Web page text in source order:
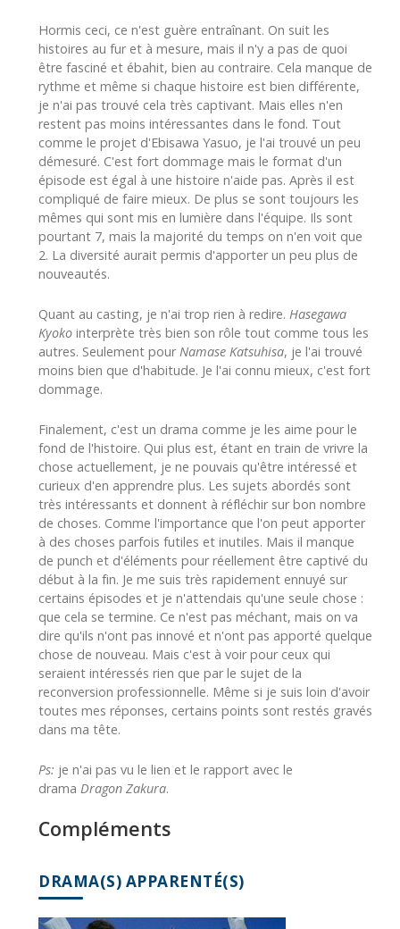
Hormis ceci, ce n'est guère entraînant. On suit les
histoires au fur et à mesure, mais il n'y a pas de quoi
être fasciné et ébahit, bien au contraire. Cela manque de
rythme et même si chaque histoire est bien différente,
je n'ai pas trouvé cela très captivant. Mais elles n'en
restent pas moins intéressantes dans le fond. Tout
comme le projet d'Ebisawa Yasuo, je l'ai trouvé un peu
démesuré. C'est fort dommage mais le format d'un
épisode est égal à une histoire n'aide pas. Après il est
compliqué de faire mieux. De plus se sont toujours les
mêmes qui sont mis en lumière dans l'équipe. Ils sont
pourtant 7, mais la majorité du temps on n'en voit que
2. La diversité aurait permis d'apporter un peu plus de
nouveautés.
Quant au casting, je n'ai trop rien à redire. Hasegawa
Kyoko interprète très bien son rôle tout comme tous les
autres. Seulement pourNamase Katsuhisa, je l'ai trouvé
moins bien que d'habitude. Je l'ai connu mieux, c'est fort
dommage.
Finalement, c'est un drama comme je les aime pour le
fond de l'histoire. Qui plus est, étant en train de vrivre la
chose actuellement, je ne pouvais qu'être intéressé et
curieux d'en apprendre plus. Les sujets abordés sont
très intéressants et donnent à réfléchir sur bon nombre
de choses. Comme l'importance que l'on peut apporter
à des choses parfois futiles et inutiles. Mais il manque
de punch et d'éléments pour réellement être captivé du
début à la fin. Je me suis très rapidement ennuyé sur
certains épisodes et je n'attendais qu'une seule chose :
que cela se termine. Ce n'est pas méchant, mais on va
dire qu'ils n'ont pas innové et n'ont pas apporté quelque
chose de nouveau. Mais c'est à voir pour ceux qui
seraient intéressés rien que par le sujet de la
reconversion professionnelle. Même si je suis loin d'avoir
toutes mes réponses, certains points sont restés gravés
dans ma tête.
Ps: je n'ai pas vu le lien et le rapport avec le
drama Dragon Zakura.
Compléments
DRAMA(S) APPARENTÉ(S)